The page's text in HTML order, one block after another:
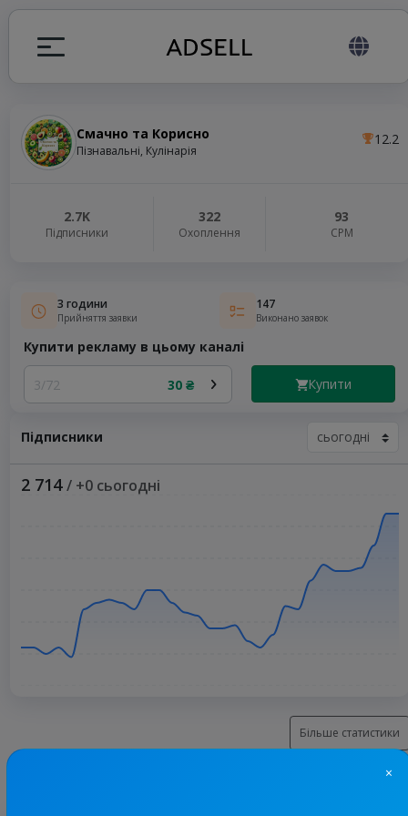
Смачно та Корисно
Пізнавальні, Кулінарія
12.2
2.7K
Підписники
322
Охоплення
93
СРМ
3 години
Прийняття заявки
147
Виконано заявок
Купити рекламу в цьому каналі
3/72 30 ₴ Купити
Підписники
2 714/ +0 сьогодні
Більше статистики
×